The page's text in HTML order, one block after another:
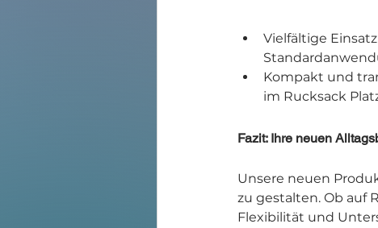
Vielfältige
Kompakt und
im Rucksack
Fazit: Ihre neuen
Unsere neuen
zu gestalten. Ob auf
Flexibilität und